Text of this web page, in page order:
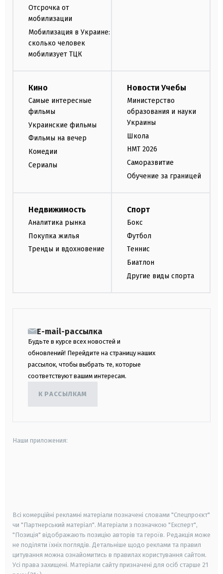
Отсрочка от
мобилизации
Мобилизация в Украине:
сколько человек
мобилизует ТЦК
Кино
Самые интересные
фильмы
Украинские фильмы
Фильмы на вечер
Комедии
Сериалы
Новости Учебы
Министерство
образования и науки
Украины
Школа
НМТ 2026
Саморазвитие
Обучение за границей
Недвижимость
Аналитика рынка
Покупка жилья
Тренды и вдохновение
Спорт
Бокс
Футбол
Теннис
Биатлон
Другие виды спорта
E-mail-рассылка
Будьте в курсе всех новостей и
обновлений! Перейдите на страницу наших
рассылок, чтобы выбрать те, которые
соответствуют вашим интересам.
К РАССЫЛКАМ
Наши приложения:
Всі комерційні рекламні матеріали позначені словами "Спецпроєкт"
чи "Партнерський матеріал". Матеріали з позначкою "Експерт",
"Позиція" відображають позицію авторів та героїв. Редакція може
не поділяти їхніх поглядів. Детальніше щодо реклами та правил
цитування можна ознайомитись в правилах користування сайтом.
Усі права захищені. Матеріали сайту призначені для осіб старше 21